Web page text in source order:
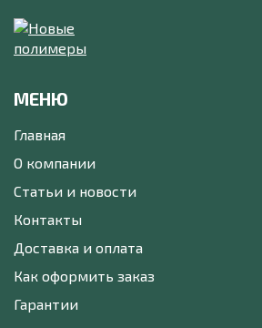
МЕНЮ
Главная
О компании
Статьи и новости
Контакты
Доставка и оплата
Как оформить заказ
Гарантии